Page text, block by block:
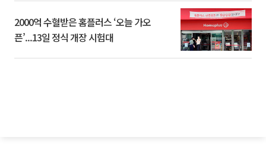
2000억 수혈받은 홈플러스 ‘오늘 가오
픈’...13일 정식 개장 시험대